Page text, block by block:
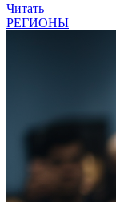
Читать
РЕГИОНЫ